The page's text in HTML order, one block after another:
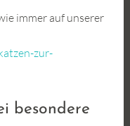
immer auf unserer
zur-
besondere